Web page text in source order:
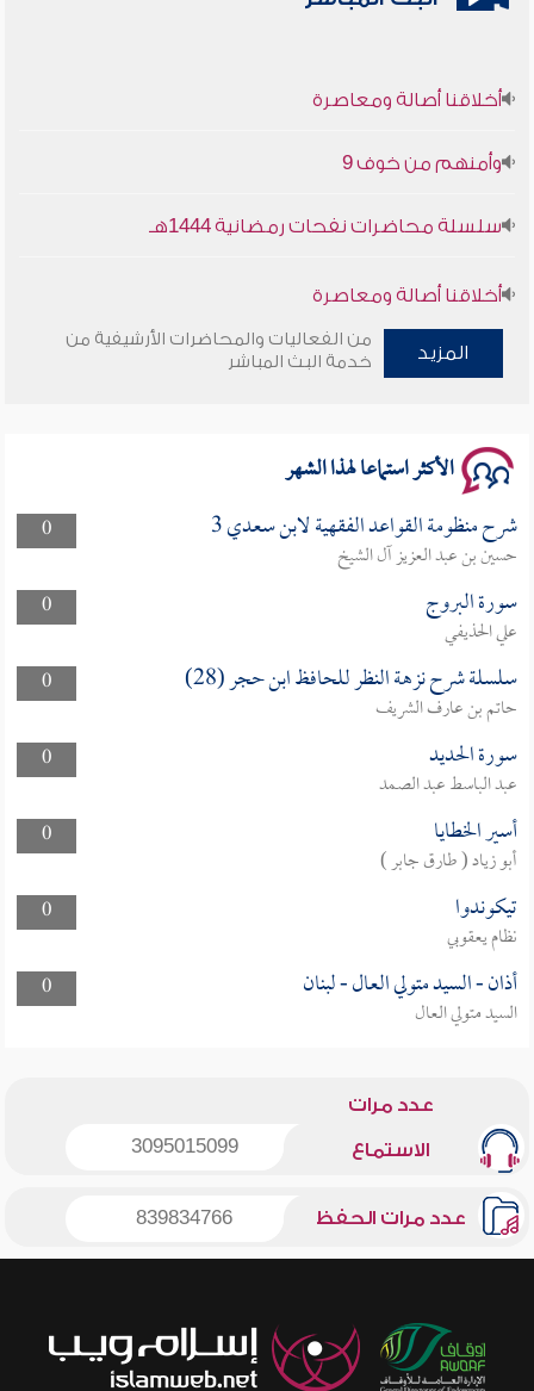
أخلاقنا أصالة ومعاصرة
وأمنهم من خوف 9
سلسلة محاضرات نفحات رمضانية 1444هـ
أخلاقنا أصالة ومعاصرة
وأمنهم من خوف 9
المزيد
من الفعاليات والمحاضرات الأرشيفية من
خدمة البث المباشر
الأكثر استماعا لهذا الشهر
0 شرح منظومة القواعد الفقهية لابن سعدي 3
حسين بن عبد العزيز آل الشيخ
0
سورة البروج
علي الحذيفي
0
سلسلة شرح نزهة النظر للحافظ ابن حجر (28)
حاتم بن عارف الشريف
0
سورة الحديد
عبد الباسط عبد الصمد
0
أسير الخطايا
أبو زياد ( طارق جابر )
0
تيكوندوا
نظام يعقوبي
0
أذان - السيد متولي العال - لبنان
السيد متولي العال
عدد مرات
الاستماع 3095015099
عدد مرات الحفظ 839834766